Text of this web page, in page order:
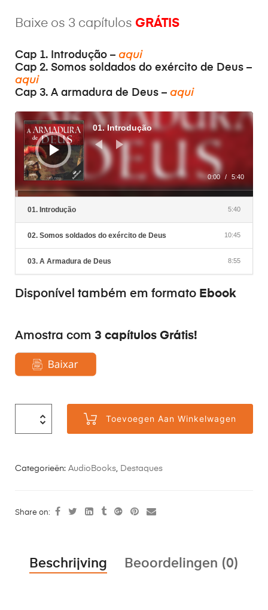
Baixe os 3 capítulos GRÁTIS
Cap 1. Introdução – aqui
Cap 2. Somos soldados do exército de Deus –
aqui
Cap 3. A armadura de Deus – aqui
Audiospeler
01. Introdução
0:00 / 5:40
01. Introdução 5:40
02. Somos soldados do exército de Deus 10:45
03. A Armadura de Deus 8:55
Disponível também em formato Ebook
Amostra com 3 capítulos Grátis!
Toevoegen Aan Winkelwagen
Categorieën: AudioBooks Destaques
Share on:
Beschrijving Beoordelingen (0)